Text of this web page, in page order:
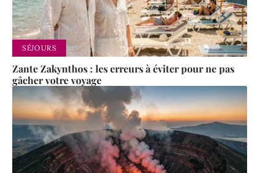
SÉJOURS
Zante Zakynthos : les erreurs à éviter pour ne pas
gâcher votre voyage